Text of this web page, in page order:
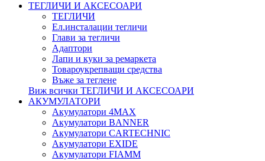
ТЕГЛИЧИ И АКСЕСОАРИ
ТЕГЛИЧИ
Eл.инсталации тегличи
Глави за тегличи
Адаптори
Лапи и куки за ремаркета
Товароукрепващи средства
Въже за теглене
Виж всички ТЕГЛИЧИ И АКСЕСОАРИ
АКУМУЛАТОРИ
Акумулатори 4MAX
Акумулатори BANNER
Акумулатори CARTECHNIC
Акумулатори EXIDE
Акумулатори FIAMM